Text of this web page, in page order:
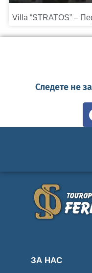
Villa “STRATOS” –
Следете не
ЗА НАС